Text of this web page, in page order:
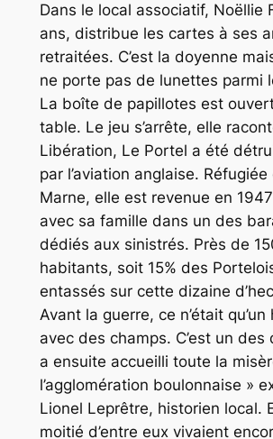
Dans le local associatif, Noëllie
ans, distribue les cartes à ses
retraitées. C’est la doyenne
ne porte pas de lunettes parmi
La boîte de papillotes est
table. Le jeu s’arrête, elle
Libération, Le Portel a été
par l’aviation anglaise.
Marne, elle est revenue en
avec sa famille dans un des
dédiés aux sinistrés. Près de
habitants, soit 15% des
entassés sur cette dizaine
Avant la guerre, ce n’était qu’un
avec des champs. C’est un des
a ensuite accueilli toute la
l’agglomération boulonnaise »
Lionel Leprêtre, historien local.
moitié d’entre eux vivaient